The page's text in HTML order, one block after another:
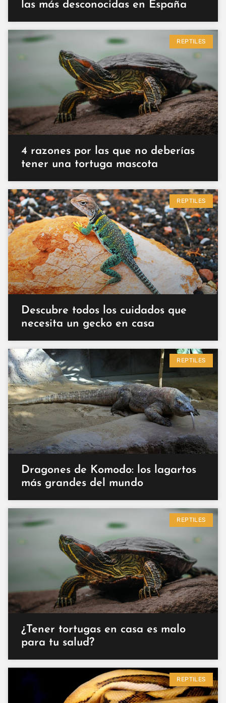
las más desconocidas en España
REPTILES
4 razones por las que no deberías
tener una tortuga mascota
REPTILES
Descubre todos los cuidados que
necesita un gecko en casa
REPTILES
Dragones de Komodo: los lagartos
más grandes del mundo
REPTILES
¿Tener tortugas en casa es malo
para tu salud?
REPTILES